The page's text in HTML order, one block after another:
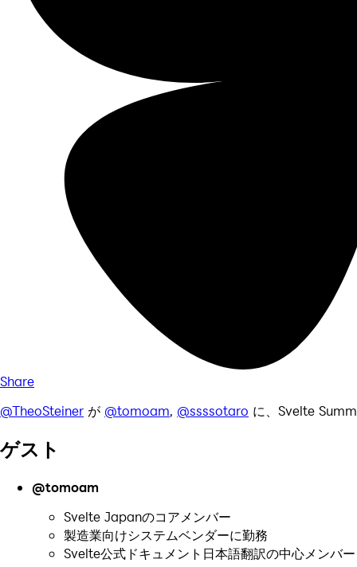
Share
@TheoSteiner が @tomoam, @ssssotaro に、Svelte
ゲスト
@tomoam
Svelte Japanのコアメンバー
製造業向けシステムベンダーに勤務
Svelte公式ドキュメント日本語翻訳の中心メンバー